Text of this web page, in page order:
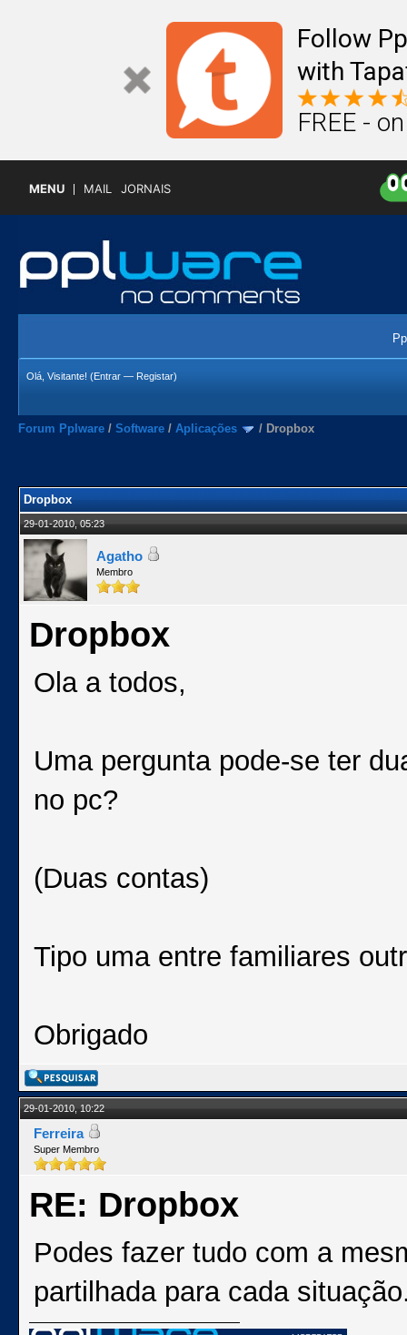
Follow
with
FREE -
MENU MAIL JORNAIS
Olá, Visitante! (Entrar — Registar)
Forum Pplware / Software / Aplicações / Dropbox
Dropbox
29-01-2010, 05:23
Agatho
Membro
Dropbox
Ola a todos,
Uma pergunta pode-se ter
no pc?
(Duas contas)
Tipo uma entre familiares
Obrigado
29-01-2010, 10:22
Ferreira
Super Membro
RE: Dropbox
Podes fazer tudo com a
partilhada para cada